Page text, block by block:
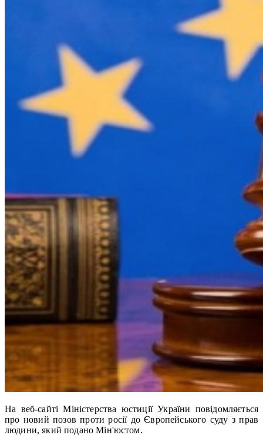
На веб-сайті Міністерства юстиції України повідомляється
про новий позов проти росії до Європейського суду з прав
людини, який подано Мін'юстом.